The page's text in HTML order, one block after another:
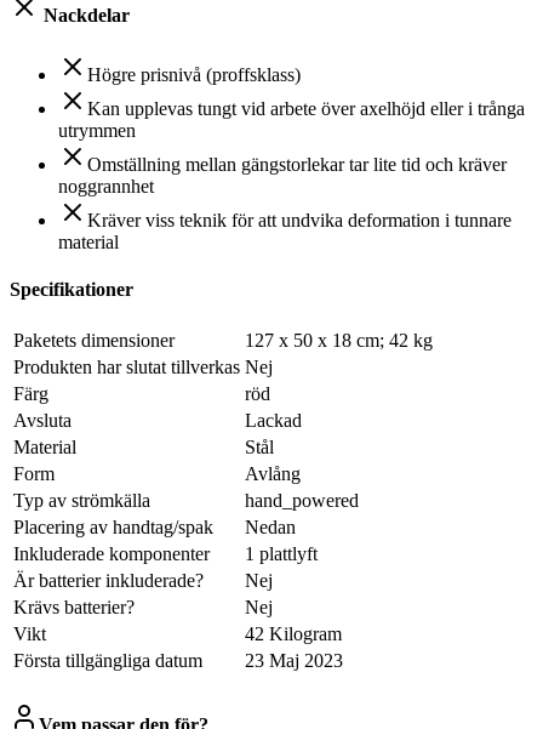
Nackdelar
Högre prisnivå (proffsklass)
Kan upplevas tungt vid arbete över axelhöjd eller i trånga
utrymmen
Omställning mellan gängstorlekar tar lite tid och kräver
noggrannhet
Kräver viss teknik för att undvika deformation i tunnare
material
Specifikationer
Paketets dimensioner
‎127 x 50 x 18 cm; 42 kg
Produkten har slutat tillverkas ‎Nej
Färg
‎röd
Avsluta
‎Lackad
Material
‎Stål
Form
‎Avlång
Typ av strömkälla
‎hand_powered
Placering av handtag/spak
‎Nedan
Inkluderade komponenter
‎1 plattlyft
Är batterier inkluderade?
‎Nej
Krävs batterier?
‎Nej
Vikt
‎42 Kilogram
Första tillgängliga datum
23 Maj 2023
Vem passar den för?